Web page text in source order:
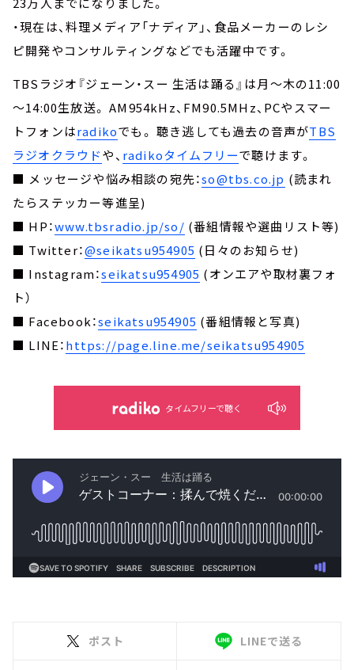
・現在は、料理メディア「ナディア」、食品メーカーのレシ
ピ開発やコンサルティングなどでも活躍中です。
TBSラジオ『ジェーン・スー 生活は踊る』は月～木の11:00
～14:00生放送。 AM954kHz、FM90.5MHz、PCやスマー
トフォンはradikoでも。 聴き逃しても過去の音声がTBS
ラジオクラウドや、 radikoタイムフリーで聴けます。
■ メッセージや悩み相談の宛先：so@tbs.co.jp (読まれ
たらステッカー等進呈)
■ HP：www.tbsradio.jp/so/ (番組情報や選曲リスト等)
■ Twitter：@seikatsu954905 (日々のお知らせ)
■ Instagram：seikatsu954905 (オンエアや取材裏フォ
ト）
■ Facebook：seikatsu954905 (番組情報と写真)
■ LINE：https://page.line.me/seikatsu954905
タイムフリーで聴く
ポスト LINEで送る